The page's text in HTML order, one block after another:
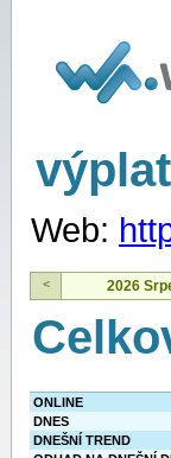
Web:
< 2026
ONLINE
DNES
DNEŠNÍ TREND